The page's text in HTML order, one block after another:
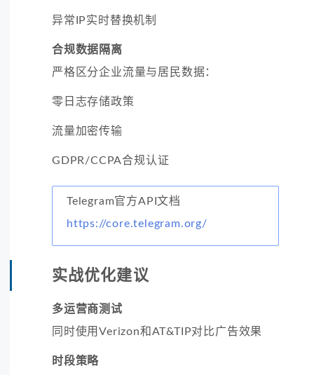
异常IP实时替换机制
合规数据隔离
严格区分企业流量与居民数据：
零日志存储政策
流量加密传输
GDPR/CCPA合规认证
Telegram官方API文档
https://core.telegram.org/
实战优化建议
多运营商测试
同时使用Verizon和AT&TIP对比广告效果
时段策略